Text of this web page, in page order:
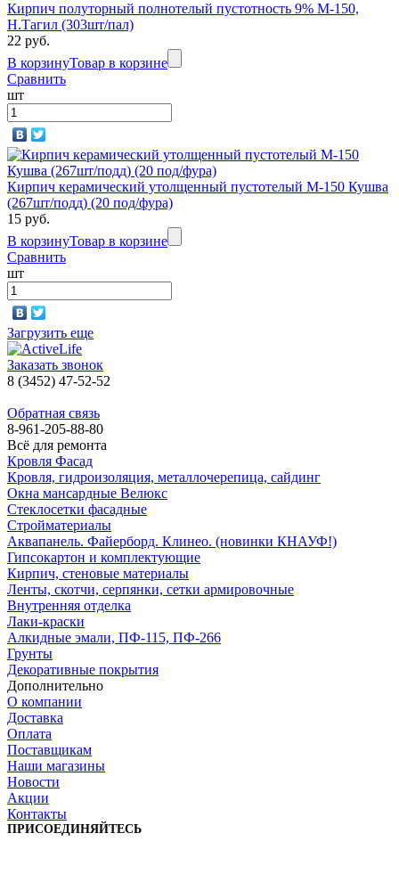
Кирпич полуторный полнотелый пустотность 9% М-150,
Н.Тагил (303шт/пал)
22 руб.
В корзинуТовар в корзине
Сравнить
шт
Кирпич керамический утолщенный пустотелый М-150 Кушва
(267шт/подд) (20 под/фура)
15 руб.
В корзинуТовар в корзине
Сравнить
шт
Загрузить еще
Заказать звонок
8 (3452) 47-52-52
Обратная связь
8-961-205-88-80
Всё для ремонта
Кровля Фасад
Кровля, гидроизоляция, металлочерепица, сайдинг
Окна мансардные Велюкс
Стеклосетки фасадные
Стройматериалы
Аквапанель. Файерборд. Клинео. (новинки КНАУФ!)
Гипсокартон и комплектующие
Кирпич, стеновые материалы
Ленты, скотчи, серпянки, сетки армировочные
Внутренняя отделка
Лаки-краски
Алкидные эмали, ПФ-115, ПФ-266
Грунты
Декоративные покрытия
Дополнительно
О компании
Доставка
Оплата
Поставщикам
Наши магазины
Новости
Акции
Контакты
ПРИСОЕДИНЯЙТЕСЬ